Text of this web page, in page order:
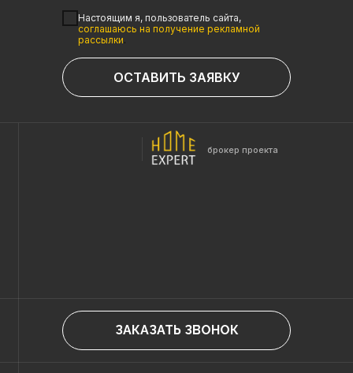
Настоящим я, пользователь сайта,
соглашаюсь на получение рекламной
рассылки.
ОСТАВИТЬ ЗАЯВКУ
брокер проекта
ЗАКАЗАТЬ ЗВОНОК